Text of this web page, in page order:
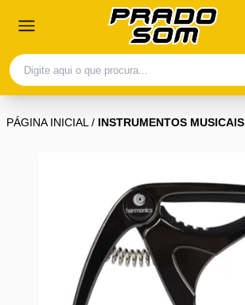
PÁGINA INICIAL/ INSTRUMENTOS MUSICAIS